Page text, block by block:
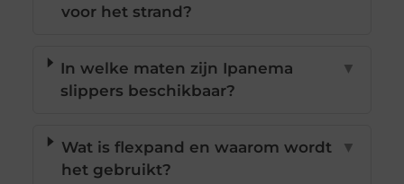
voor het strand?
In welke maten zijn Ipanema
slippers beschikbaar?
▼
Wat is flexpand en waarom wordt
het gebruikt?
▼